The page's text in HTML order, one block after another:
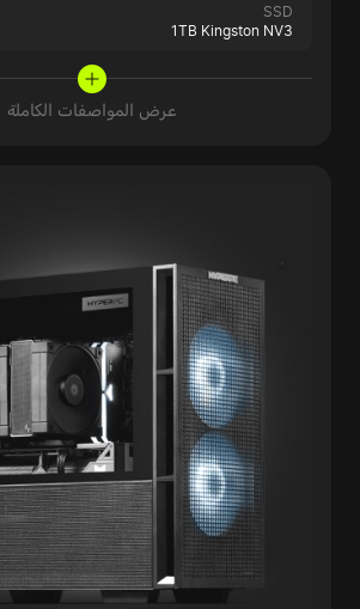
SSD
1TB Kingston NV3
عرض المواصفات الكاملة